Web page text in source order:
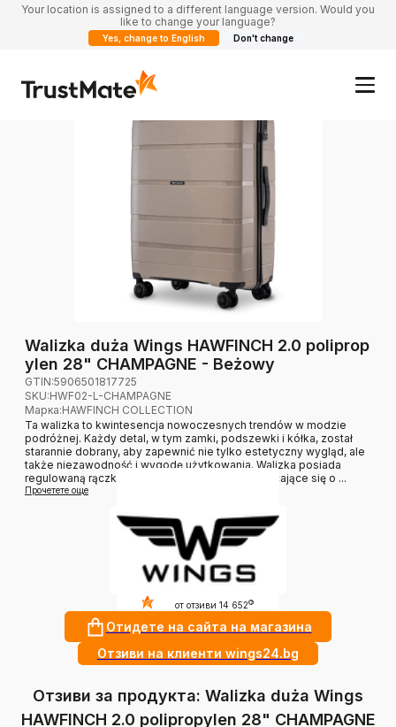
Your location is assigned to a different language version. Would you
like to change your language?
Yes, change to English Don't change
Walizka duża Wings HAWFINCH 2.0 poliprop
ylen 28" CHAMPAGNE - Beżowy
GTIN:5906501817725
SKU:HWF02-L-CHAMPAGNE
Марка:HAWFINCH COLLECTION
Ta walizka to kwintesencja nowoczesnych trendów w modzie
podróżnej. Każdy detal, w tym zamki, podszewki i kółka, został
starannie dobrany, aby zapewnić nie tylko estetyczny wygląd, ale
także niezawodność i wygodę użytkowania. Walizka posiada
regulowaną rączkę, cztery podwójne kółka obracające się o ...
Прочетете още
4.9от отзиви 14 652 ?
Отидете на сайта на магазина
Отзиви на клиенти wings24.bg
Отзиви за продукта: Walizka duża Wings
HAWFINCH 2.0 polipropylen 28" CHAMPAGNE